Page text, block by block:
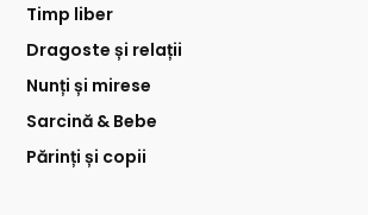
Timp liber
Dragoste și relații
Nunți și mirese
Sarcină & Bebe
Părinți și copii